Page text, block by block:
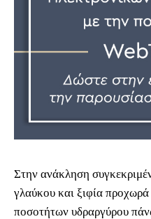
Στην ανάκληση
γλαύκου και ξιφία
ποσοτήτων υδραργύρου